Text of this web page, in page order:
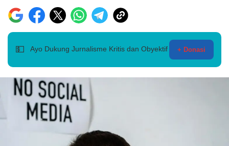
💵 Ayo Dukung Jurnalisme Kritis dan Obyektif + Donasi